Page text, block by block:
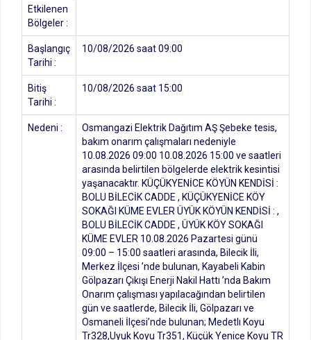
Etkilenen
Bölgeler :
Başlangıç
Tarihi :
10/08/2026 saat 09:00
Bitiş
Tarihi :
10/08/2026 saat 15:00
Nedeni :
Osmangazi Elektrik Dağıtım AŞ Şebeke tesis,
bakım onarım çalışmaları nedeniyle
10.08.2026 09:00 10.08.2026 15:00 ve saatleri
arasında belirtilen bölgelerde elektrik kesintisi
yaşanacaktır. KÜÇÜKYENİCE KÖYÜN KENDİSİ :
BOLU BİLECİK CADDE , KÜÇÜKYENİCE KÖY
SOKAĞI KÜME EVLER ÜYÜK KÖYÜN KENDİSİ : ,
BOLU BİLECİK CADDE , ÜYÜK KÖY SOKAĞI
KÜME EVLER 10.08.2026 Pazartesi günü
09:00 – 15:00 saatleri arasında, Bilecik İli,
Merkez İlçesi ’nde bulunan, Kayabeli Kabin
Gölpazarı Çıkışı Enerji Nakil Hattı ’nda Bakım
Onarım çalışması yapılacağından belirtilen
gün ve saatlerde, Bilecik İli, Gölpazarı ve
Osmaneli İlçesi’nde bulunan; Medetlı Koyu
Tr328,Uyuk Koyu Tr351, Küçük Yenice Koyu TR